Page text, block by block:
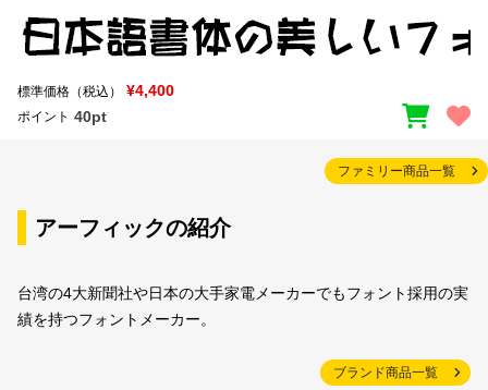
標準価格（税込） ¥4,400
ポイント 40pt
ファミリー商品一覧
アーフィックの紹介
台湾の4大新聞社や日本の大手家電メーカーでもフォント採用の実
績を持つフォントメーカー。
ブランド商品一覧